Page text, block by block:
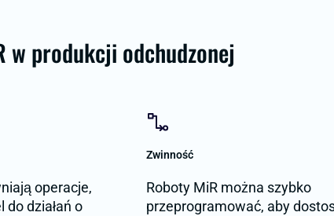
w produkcji odchudzonej
operacje,
do działań o
Zwinność
Roboty MiR można szybko
przeprogramować, aby